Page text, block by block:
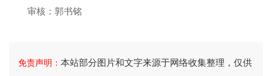
审核：郭书铭
免责声明： 本站部分图片和文字来源于网络收集整理，仅供